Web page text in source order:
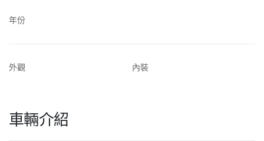
年份
外觀 內裝
車輛介紹